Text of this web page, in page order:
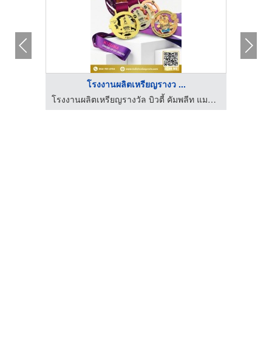
โรงงานผลิตเหรียญรางว ...
โรงงานผลิตเหรียญรางวัล บิวตี้ คัมพลีท แมนูแฟคเตอร์